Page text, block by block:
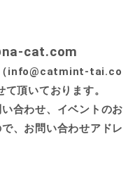
cat.com
（info@catmint-tai.co
頂いております。
合わせ、イベントのお
、お問い合わせアドレ